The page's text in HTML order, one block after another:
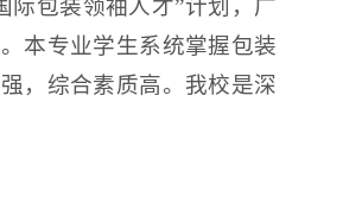
际包装领袖人才”计划，广
本专业学生系统掌握包装
，综合素质高。我校是深